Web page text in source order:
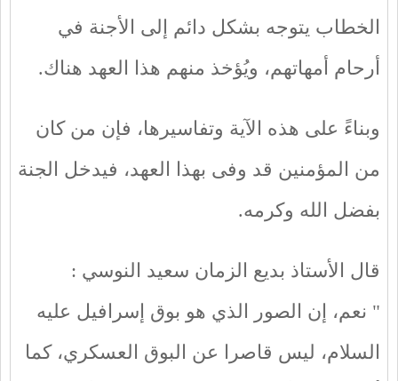
الخطاب يتوجه بشكل دائم إلى الأجنة في
أرحام أمهاتهم، ويُؤخذ منهم هذا العهد هناك.
وبناءً على هذه الآية وتفاسيرها، فإن من كان
من المؤمنين قد وفى بهذا العهد، فيدخل الجنة
بفضل الله وكرمه.
قال الأستاذ بديع الزمان سعيد النوسي :
" نعم، إن الصور الذي هو بوق إسرافيل عليه
السلام، ليس قاصرا عن البوق العسكري، كما